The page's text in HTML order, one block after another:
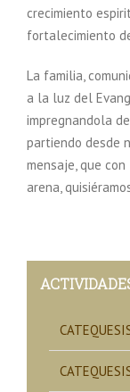
crecimiento
fortalecimiento
La familia,
a la luz del
impregnandola
partiendo desde
mensaje, que
arena,